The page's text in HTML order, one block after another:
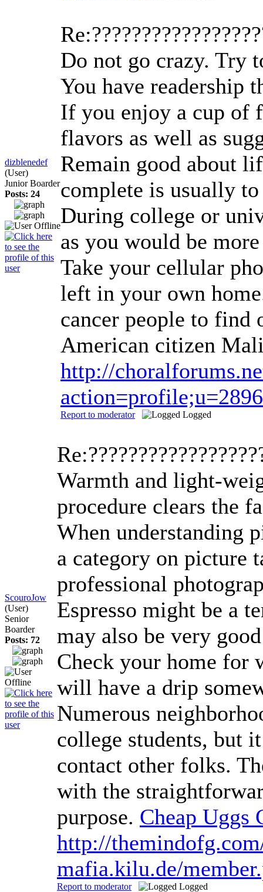
dizblenedef
(User)
Junior Boarder
Posts: 24
Do not go crazy. Try
You have readership
If you enjoy a cup of
flavors as well as
Remain good about
complete is usually
During college or
as you would be
Take your cellular
left in your own
cancer people to
American citizen
http://
Report to moderator Logged
ScouroJow
(User)
Senior
Boarder
Posts: 72
Warmth and light-
procedure clears the
When understanding
a category on picture
professional
Espresso might be a
may also be very
Check your home for
will have a drip
Numerous
college students, but
contact other folks.
with the
purpose. Cheap Uggs
http://
mafia.kilu.de/
Report to moderator Logged